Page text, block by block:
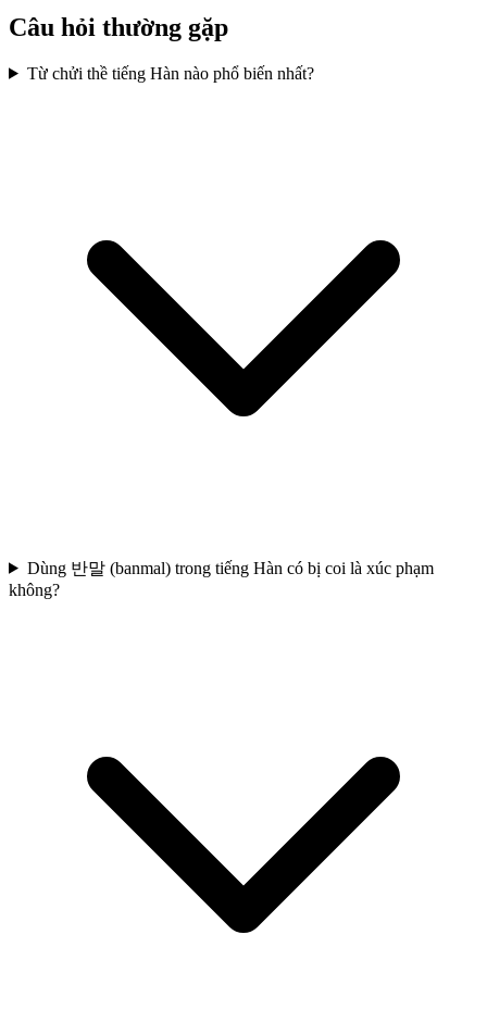
Câu hỏi thường gặp
Từ chửi thề tiếng Hàn nào phổ biến nhất?
Dùng 반말 (banmal) trong tiếng Hàn có bị coi là xúc phạm
không?